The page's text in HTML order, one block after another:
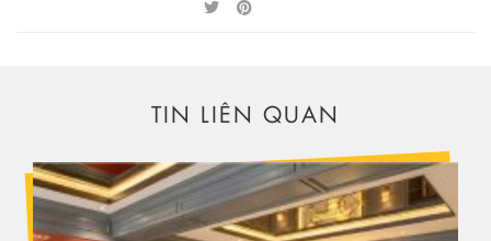
TIN LIÊN QUAN